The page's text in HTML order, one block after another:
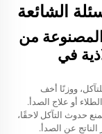
الشائعة
المصنوعة من
في
ووزنًا أخف
أو علاج الصدأ.
حدوث التآكل لاحقًا،
عن الصدأ.